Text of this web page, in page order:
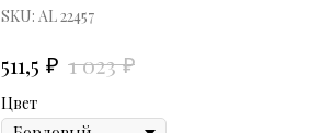
SKU: АL 22457
511,5 ₽ 1 023 ₽
Цвет